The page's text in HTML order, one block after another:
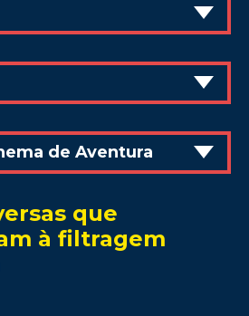
de Aventura
que
à filtragem